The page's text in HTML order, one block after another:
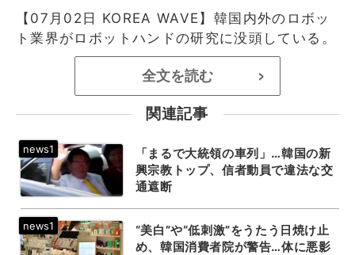
【07月02日 KOREA WAVE】韓国内外のロボッ
ト業界がロボットハンドの研究に没頭している。
全文を読む >
関連記事
「まるで大統領の車列」…韓国の新
興宗教トップ、信者動員で違法な交
通遮断
“美白”や“低刺激”をうたう日焼け止
め、韓国消費者院が警告…体に悪影